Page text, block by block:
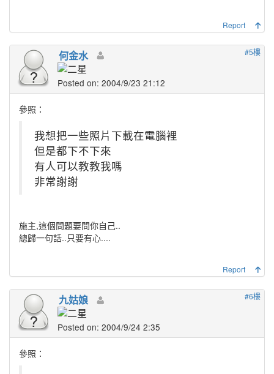
Report
#5樓
何金水
Posted on: 2004/9/23 21:12
參照：
我想把一些照片下載在電腦裡
但是都下不下來
有人可以教教我嗎
非常謝謝
施主,這個問題要問你自己..
總歸一句話..只要有心....
Report
#6樓
九姑娘
Posted on: 2004/9/24 2:35
參照：